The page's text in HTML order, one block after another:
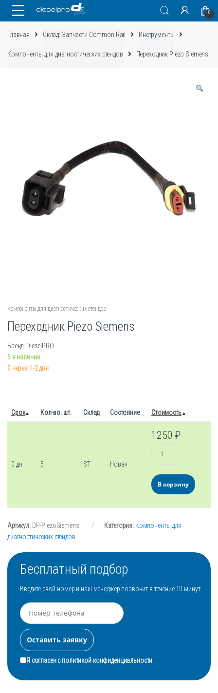
0
Главная Склад: Запчасти Common Rail Инструменты
Компоненты для диагностических стендов Переходник Piezo Siemens
Компоненты для диагностических стендов
Переходник Piezo Siemens
Бренд: DieselPRO
5 в наличии
0 через 1-2 дня
Срок Кол-во. шт. Склад Состояние Стоимость
0 дн 5 ST Новая
1250₽
Количество
В корзину
Артикул: DP-PiezoSiemens Категория: Компоненты для
диагностических стендов
Бесплатный подбор
Введите свой номер и наш менеджер позвонит в течение 10 минут
Я согласен сполитикой конфиденциальности